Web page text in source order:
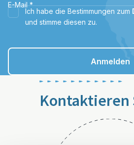
E-Mail *
Ich habe die Bestimmungen zum
und stimme diesen zu.
Anmelden
Kontaktieren